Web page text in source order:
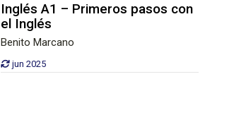
Inglés A1 – Primeros pasos con
el Inglés
Benito Marcano
jun 2025